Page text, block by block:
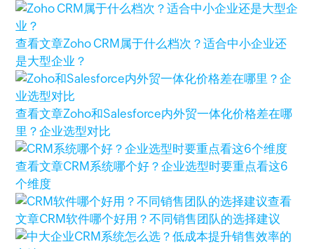
查看文章Zoho CRM属于什么档次？适合中小企业还
是大型企业？
查看文章Zoho和Salesforce内外贸一体化价格差在哪
里？企业选型对比
查看文章CRM系统哪个好？企业选型时要重点看这6
个维度
查看
文章CRM软件哪个好用？不同销售团队的选择建议